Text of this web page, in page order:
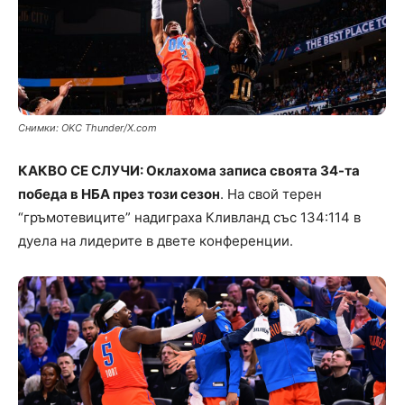
Снимки: OKC Thunder/X.com
КАКВО СЕ СЛУЧИ: Оклахома записа своята 34-та
победа в НБА през този сезон. На свой терен
“гръмотевиците” надиграха Кливланд със 134:114 в
дуела на лидерите в двете конференции.